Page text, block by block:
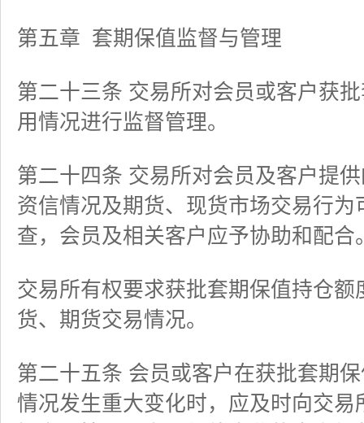
第五章 套期保值监督与管理
第二十三条 交易所对会员或客户获
用情况进行监督管理。
第二十四条 交易所对会员及客户提
资信情况及期货、现货市场交易行为
查，会员及相关客户应予协助和配合
交易所有权要求获批套期保值持仓
货、期货交易情况。
第二十五条 会员或客户在获批套期
情况发生重大变化时，应及时向交